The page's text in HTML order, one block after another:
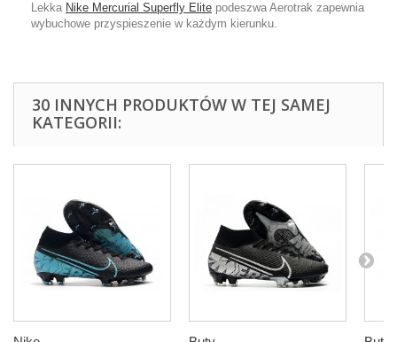
Lekka Nike Mercurial Superfly Elite podeszwa Aerotrak zapewnia
wybuchowe przyspieszenie w każdym kierunku.
30 INNYCH PRODUKTÓW W TEJ SAMEJ
KATEGORII: